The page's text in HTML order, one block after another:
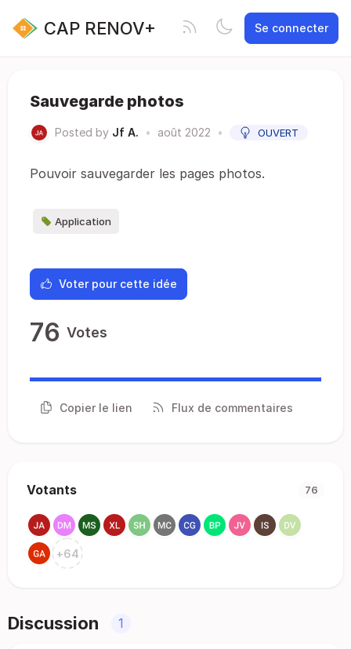
CAP RENOV+ Se connecter
Sauvegarde photos
Posted by Jf A. • août 2022 • OUVERT
Pouvoir sauvegarder les pages photos.
Application
Voter pour cette idée
76 Votes
Copier le lien Flux de commentaires
Votants 76
+64
Discussion 1